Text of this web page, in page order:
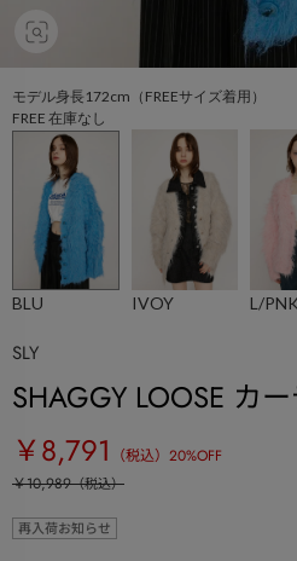
モデル身長172cm（FREEサイズ着用）
FREE 在庫なし
BLU IVOY L/PNK
SLY
SHAGGY LOOSE カ
￥8,791
（税込） 20%OFF
￥10,989（税込）
再入荷お知らせ